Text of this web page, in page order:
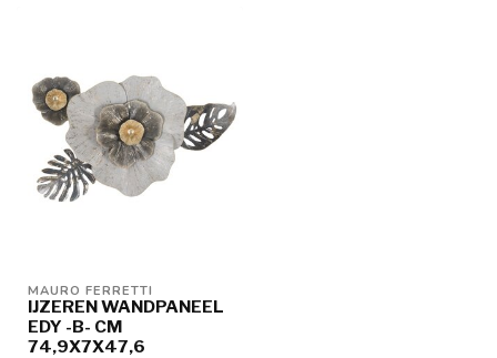
MAURO FERRETTI
IJZEREN WANDPANEEL
EDY -B- CM
74,9X7X47,6